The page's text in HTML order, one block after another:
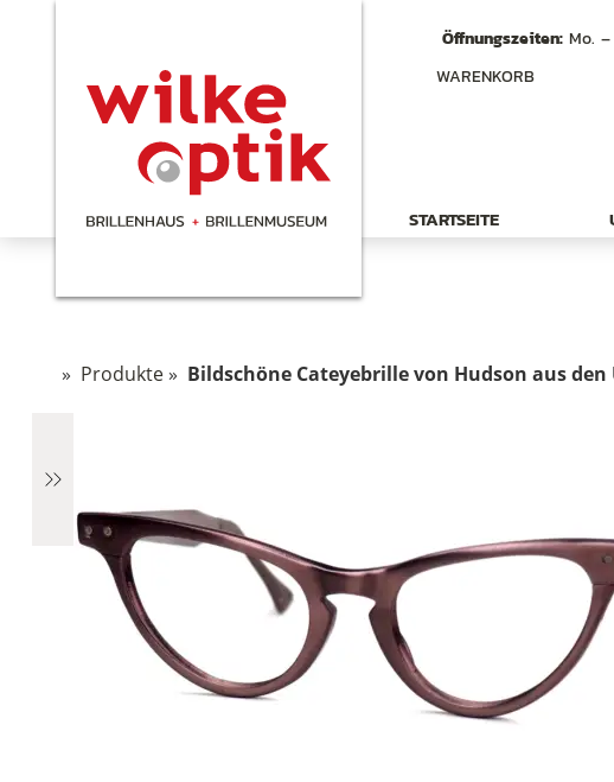
Öffnungszeiten:Mo. –
WARENKORB
STARTSEITE
» Produkte» Bildschöne Cateyebrille von Hudson aus